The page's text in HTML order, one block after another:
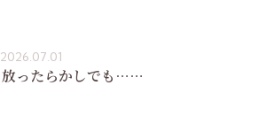
2026.07.01
放ったらかしでも……